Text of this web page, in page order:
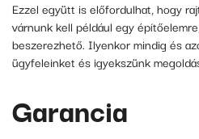
Ezzel együtt is előfordulhat, hogy
várnunk kell például egy
beszerezhető. Ilyenkor mindig és
ügyfeleinket és igyekszünk
Garancia